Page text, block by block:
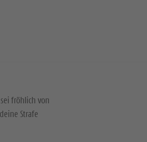
fröhlich von
Strafe